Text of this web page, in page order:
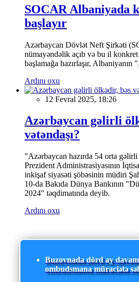
SOCAR Albaniyada
başlayır
Azərbaycan Dövlət Neft Şirkəti
nümayəndəlik açıb və bu il
başlamağa hazırlaşır,
Ardını oxu
12 Fevral 2025, 18:26
Azərbaycan gəlirli
vətəndaşı?
"Azərbaycan hazırda 54 orta gəlirli
Prezident Administrasiyasının
inkişaf siyasəti şöbəsinin müdiri
10-da Bakıda Dünya Bankının
2024" təqdimatında deyib.
Ardını oxu
Buzovnada dörd ay
ombudsmana müraciətə